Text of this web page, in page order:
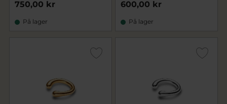
750,00 kr
På lager
600,00 kr
På lager